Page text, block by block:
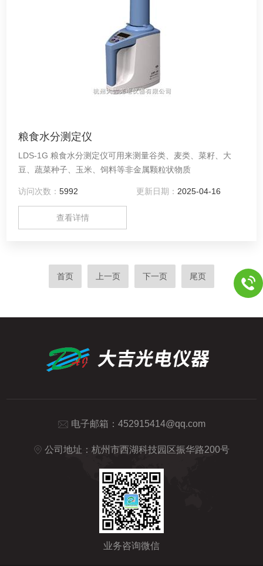
粮食水分测定仪
LDS-1G 粮食水分测定仪可用来测量谷类、麦类、菜籽、大
豆、蔬菜种子、玉米、饲料等非金属颗粒状物质
访问次数：5992 更新日期： 2025-04-16
查看详情
首页 上一页 下一页 尾页
电子邮箱： 452915414@qq.com
公司地址：杭州市西湖科技园区振华路200号
业务咨询微信